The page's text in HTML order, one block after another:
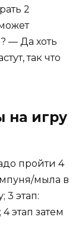
2
— Да хоть
так что
на игру
пройти 4
мыла в
3 этап:
этап затем